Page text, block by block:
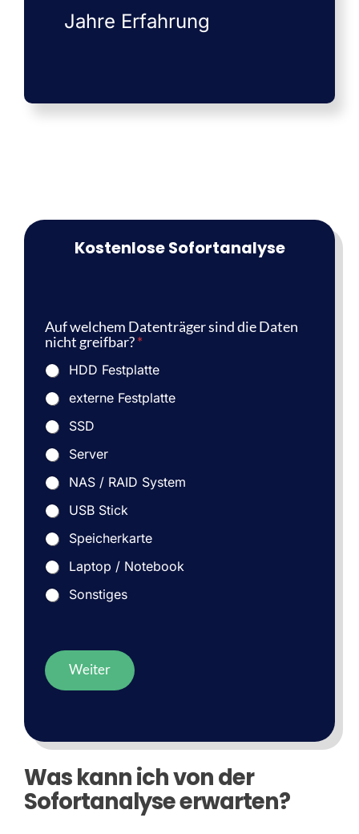
Jahre Erfahrung
Kostenlose Sofortanalyse
Auf welchem Datenträger sind die Daten
nicht greifbar?*
HDD Festplatte
externe Festplatte
SSD
Server
NAS / RAID System
USB Stick
Speicherkarte
Laptop / Notebook
Sonstiges
Weiter
Was kann ich von der
Sofortanalyse erwarten?